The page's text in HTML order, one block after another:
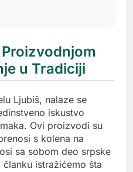
u Tradiciji
Ljubiš, nalaze se
iskustvo
Ovi proizvodi su
s kolena na
sa sobom deo srpske
istražićemo šta